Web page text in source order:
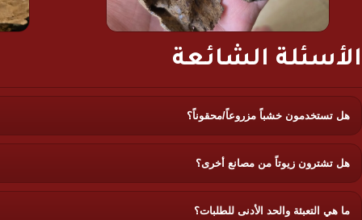
الأسئلة الشائعة
هل تستخدمون خشباً مزروعاً/محقوناً؟
هل تشترون زيوتاً من مصانع أخرى؟
ما هي التعبئة والحد الأدنى للطلبات؟